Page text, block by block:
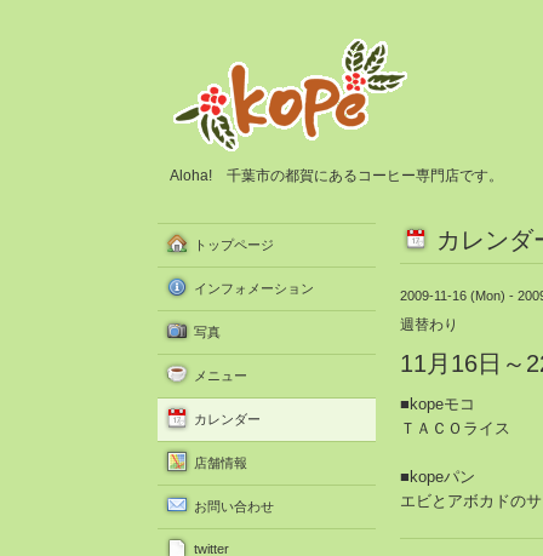
Aloha! 千葉市の都賀にあるコーヒー専門店です。
カレンダ
2009-11-16 (Mon) -
週替わり
11月16日～
■kopeモコ
ＴＡＣＯライス
■kopeパン
エビとアボカドの
トップページ
インフォメーション
写真
メニュー
カレンダー
店舗情報
お問い合わせ
twitter